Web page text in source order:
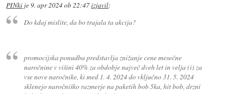
PINki je9. apr 2024 ob 22:47izjavil:
Do kdaj mislite, da bo trajala ta akcija?
promocijska ponudba predstavlja znižanje cene mesečne
naročnine v višini 40% za obdobje največ dveh let in velja (i) za
vse nove naročnike, ki med 1. 4. 2024 do vključno 31. 5. 2024
sklenejo naročniško razmerje na paketih bob 5ka, hit bob, drzni